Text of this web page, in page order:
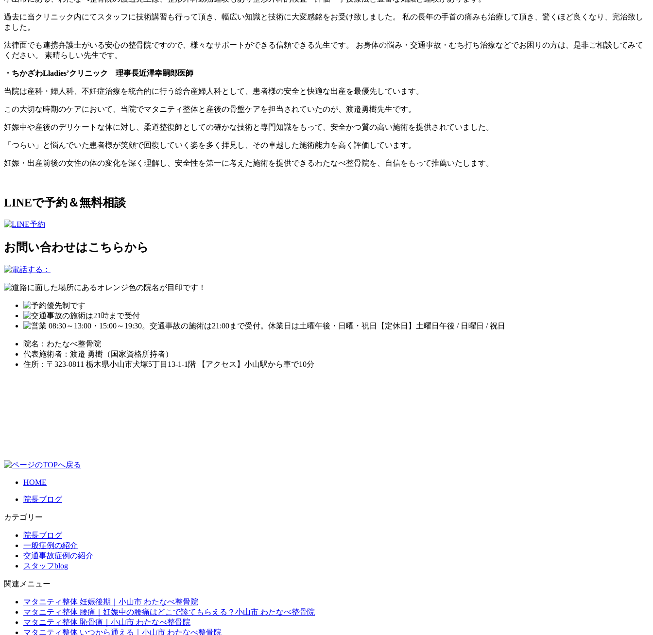
過去に当クリニック内にてスタッフに技術講習も行って頂き、幅広い知識と技術に大変感銘をお受け致しました。 私の長年の手首の痛みも治療して頂き、驚くほど良くなり、完治致し
ました。
法律面でも連携弁護士がいる安心の整骨院ですので、様々なサポートができる信頼できる先生です。 お身体の悩み・交通事故・むち打ち治療などでお困りの方は、是非ご相談してみて
ください。 素晴らしい先生です。
・ちかざわLladies’クリニック 理事長近澤幸嗣郎医師
当院は産科・婦人科、不妊症治療を統合的に行う総合産婦人科として、患者様の安全と快適な出産を最優先しています。
この大切な時期のケアにおいて、当院でマタニティ整体と産後の骨盤ケアを担当されていたのが、渡邉勇樹先生です。
妊娠中や産後のデリケートな体に対し、柔道整復師としての確かな技術と専門知識をもって、安全かつ質の高い施術を提供されていました。
「つらい」と悩んでいた患者様が笑顔で回復していく姿を多く拝見し、その卓越した施術能力を高く評価しています。
妊娠・出産前後の女性の体の変化を深く理解し、安全性を第一に考えた施術を提供できるわたなべ整骨院を、自信をもって推薦いたします。
LINEで予約＆無料相談
お問い合わせはこちらから
【定休日】土曜日午後 / 日曜日 / 祝日
院名：わたなべ整骨院
代表施術者：渡邉 勇樹（国家資格所持者）
住所：〒323-0811 栃木県小山市犬塚5丁目13-1-1階 【アクセス】小山駅から車で10分
HOME
院長ブログ
カテゴリー
院長ブログ
一般症例の紹介
交通事故症例の紹介
スタッフblog
関連メニュー
マタニティ整体 妊娠後期｜小山市 わたなべ整骨院
マタニティ整体 腰痛｜妊娠中の腰痛はどこで診てもらえる？小山市 わたなべ整骨院
マタニティ整体 恥骨痛｜小山市 わたなべ整骨院
マタニティ整体 いつから通える｜小山市 わたなべ整骨院